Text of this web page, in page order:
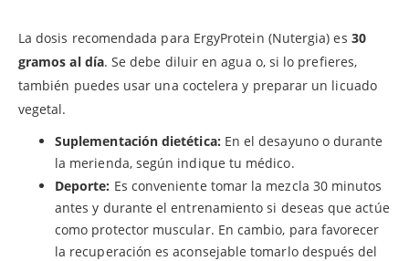
La dosis recomendada para ErgyProtein (Nutergia) es 30
gramos al día. Se debe diluir en agua o, si lo prefieres,
también puedes usar una coctelera y preparar un licuado
vegetal.
Suplementación dietética: En el desayuno o durante
la merienda, según indique tu médico.
Deporte: Es conveniente tomar la mezcla 30 minutos
antes y durante el entrenamiento si deseas que actúe
como protector muscular. En cambio, para favorecer
la recuperación es aconsejable tomarlo después del